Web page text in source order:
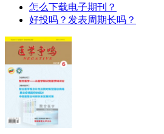
怎么下载电子期刊？
好投吗？发表周期长吗？